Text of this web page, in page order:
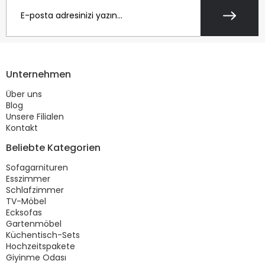
Unternehmen
Über uns
Blog
Unsere Filialen
Kontakt
Beliebte Kategorien
Sofagarnituren
Esszimmer
Schlafzimmer
TV-Möbel
Ecksofas
Gartenmöbel
Küchentisch-Sets
Hochzeitspakete
Giyinme Odası